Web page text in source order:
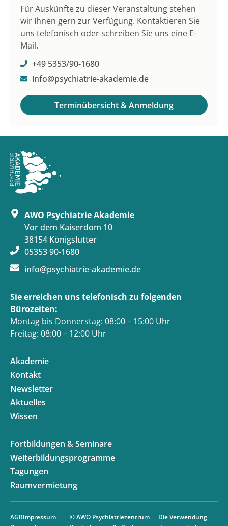
Für Auskünfte zu dieser Veranstaltung stehen
wir Ihnen gern zur Verfügung. Kontaktieren Sie
uns telefonisch oder schreiben Sie uns eine E-
Mail.
+49 5353/90-1680
info@psychiatrie-akademie.de
Terminübersicht & Anmeldung
AWO Psychiatrie Akademie
Vor dem Kaiserdom 10
38154 Königslutter
05353 90-1680
info@psychiatrie-akademie.de
Sie erreichen uns telefonisch zu folgenden
Bürozeiten:
Montag bis Donnerstag: 08:00 – 15:00 Uhr
Freitag: 08:00 – 12:00 Uhr
Akademie
Kontakt
Newsletter
Aktuelles
Wissen
Fortbildungen & Seminare
Weiterbildungsprogramme
Tagungen
Raumvermietung
© AWO Psychiatriezentrum
AGBImpressum
Die Verwendung